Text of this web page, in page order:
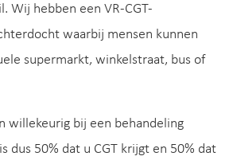
Wij hebben een VR-CGT-
waarbij mensen kunnen
supermarkt, winkelstraat, bus of
willekeurig bij een behandeling
dus 50% dat u CGT krijgt en 50% dat